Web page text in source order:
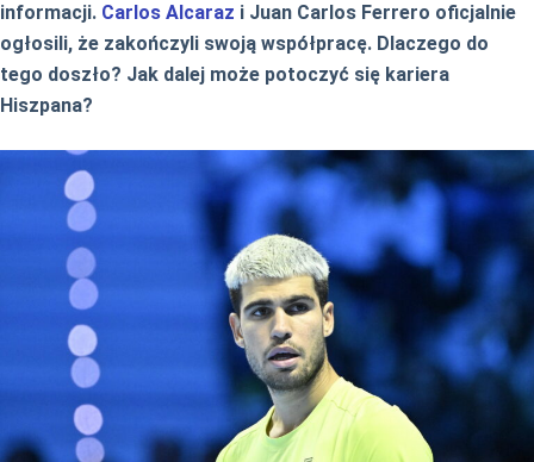
informacji. Carlos Alcaraz i Juan Carlos Ferrero oficjalnie
ogłosili, że zakończyli swoją współpracę. Dlaczego do
tego doszło? Jak dalej może potoczyć się kariera
Hiszpana?